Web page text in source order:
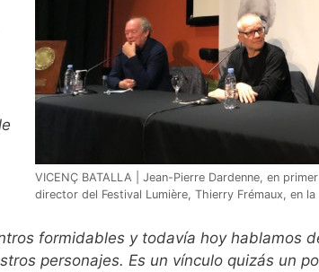
VICENÇ BATALLA | Jean-Pierre Dardenne, en
director del Festival Lumière, Thierry Frémaux, en
formidables y todavía hoy hablamos
personajes. Es un vínculo quizás un